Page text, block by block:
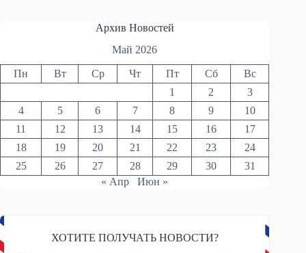
Архив Новостей
Май 2026
Пн Вт Ср Чт Пт Сб
Вс
1
2
3
4
5 6 7 8 9
10
11
12 13 14 15 16
17
18
19 20 21 22 23
24
25
26 27 28 29 30
31
« Апр
Июн »
ХОТИТЕ ПОЛУЧАТЬ НОВОСТИ?